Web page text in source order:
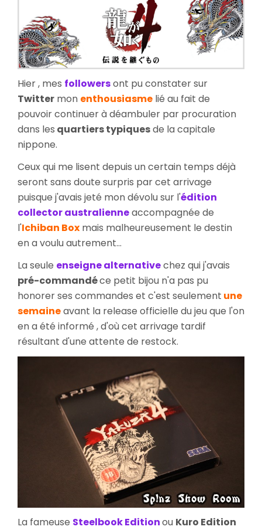
Hier , mes followersont pu constater sur
Twitter mon enthousiasme lié au fait de
pouvoir continuer à déambuler par procuration
dans les quartiers typiquesde la capitale
nippone.
Ceux qui me lisent depuis un certain temps déjà
seront sans doute surpris par cet arrivage
puisque j'avais jeté mon dévolu sur l'édition
collector australienneaccompagnée de
l'Ichiban Box mais malheureusement le destin
en a voulu autrement...
La seule enseigne alternativechez qui j'avais
pré-commandéce petit bijou n'a pas pu
honorer ses commandes et c'est seulement une
semaineavant la release officielle du jeu que l'on
en a été informé , d'où cet arrivage tardif
résultant d'une attente de restock.
La fameuse Steelbook Editionou Kuro Edition